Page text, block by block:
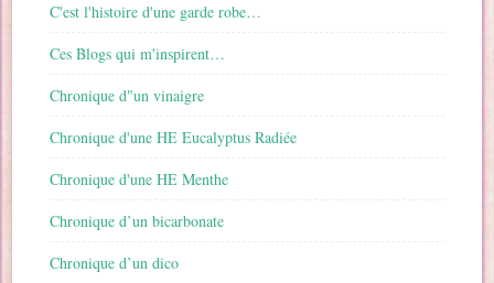
C'est l'histoire d'une garde robe…
Ces Blogs qui m'inspirent…
Chronique d"un vinaigre
Chronique d'une HE Eucalyptus Radiée
Chronique d'une HE Menthe
Chronique d’un bicarbonate
Chronique d’un dico